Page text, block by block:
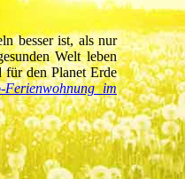
besser ist, als nur
Welt leben
den Planet Erde
im